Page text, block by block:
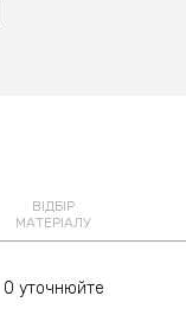
ВІДБІР
МАТЕРІАЛУ
0 уточнюйте